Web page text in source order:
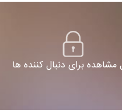
مشاهده برای دنبال کننده ها